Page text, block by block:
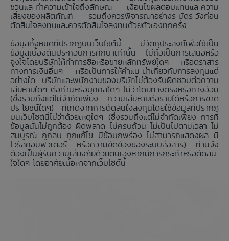
ชวนและทำความเข้าใจถึงลักษณะ เงื่อนไขผลตอบแทนและความ
เสี่ยงของผลิตภัณฑ์ รวมถึงควรพิจารณาอย่างระมัดระวังก่อน
ตัดสินใจลงทุนและควรตัดสินใจลงทุนด้วยตัวเองทุกครั้ง
ข้อมูลทั้งหมดที่ปรากฏบนเว็บไซต์นี้ มีวัตถุประสงค์เพื่อใช้เป็น
ข้อมูลเบื้องต้นประกอบการศึกษาเท่านั้น ไม่ถือเป็นการเสนอหรือ
จูงใจโดยบริษัทให้ทำการซื้อหรือขายหลักทรัพย์ใดๆ หรือตราสาร
ทางการเงินอื่นๆ หรือเป็นการให้คำแนะนำเกี่ยวกับการลงทุนแต่
อย่างใด บริษัทและพนักงานของบริษัทไม่ต้องรับผิดชอบต่อความ
เสียหายใดๆ ต่อท่านหรือบุคคลใดๆ ไม่ว่าโดยทางตรงหรือทางอ้อม
(ซึ่งรวมถึงแต่ไม่จำกัดเพียง ความเสียหายต่อรายได้หรือการขาด
ประโยชน์ใดๆ) ที่เกิดจากการตัดสินใจลงทุนโดยใช้ข้อมูลที่ปรากฏ
บนเว็บไซต์นี้ไม่ว่าด้วยเหตุใดๆ (ซึ่งรวมถึงแต่ไม่จำกัดเพียง การที่
ข้อมูลนั้นไม่ถูกต้อง ผิดพลาด ไม่ครบถ้วน ไม่เป็นไปตามเวลา ไม่
สมบูรณ์ ถูกลบ ถูกแก้ไข มีข้อบกพร่อง ไม่สามารถแสดงผล มี
ไวรัสคอมพิวเตอร์ หรือความขัดข้องของระบบสื่อสาร) ท่านจึง
ต้องเป็นผู้รับความเสี่ยงภัยด้วยตนเองหากมีการกระทำหรือตัดสิน
ใจใดๆ โดยอาศัยเนื้อหาจากเว็บไซต์นี้